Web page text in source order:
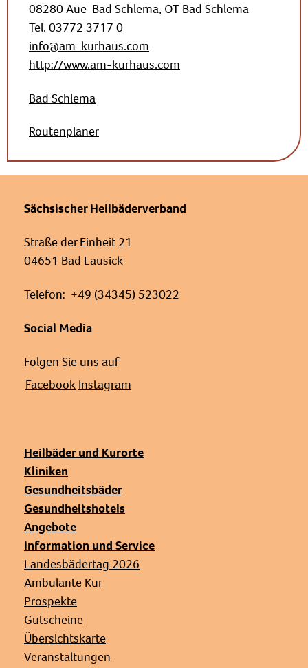
08280 Aue-Bad Schlema, OT Bad Schlema
Tel. 03772 3717 0
info@am-kurhaus.com
http://www.am-kurhaus.com
Bad Schlema
Routenplaner
Sächsischer Heilbäderverband
Straße der Einheit 21
04651 Bad Lausick
Telefon: +49 (34345) 523022
Social Media
Folgen Sie uns auf
Facebook Instagram
Heilbäder und Kurorte
Kliniken
Gesundheitsbäder
Gesundheitshotels
Angebote
Information und Service
Landesbädertag 2026
Ambulante Kur
Prospekte
Gutscheine
Übersichtskarte
Veranstaltungen